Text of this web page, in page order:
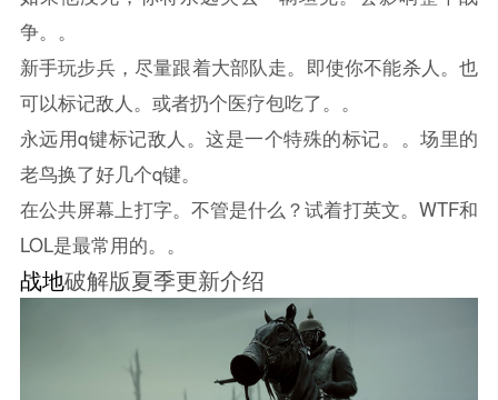
争。。
新手玩步兵，尽量跟着大部队走。即使你不能杀人。也
可以标记敌人。或者扔个医疗包吃了。。
永远用q键标记敌人。这是一个特殊的标记。。场里的
老鸟换了好几个q键。
在公共屏幕上打字。不管是什么？试着打英文。WTF和
LOL是最常用的。。
战地破解版夏季更新介绍